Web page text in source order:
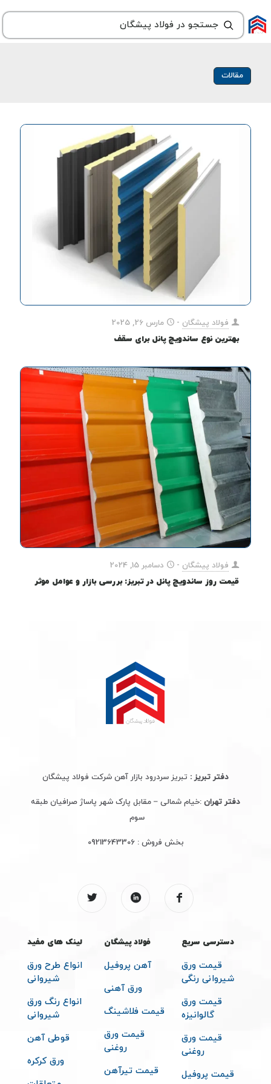
مقالات
فولاد پیشگان -
مارس 26, 2025
بهترین نوع ساندویچ پانل برای سقف
فولاد پیشگان -
دسامبر 15, 2024
قیمت روز ساندویچ پانل در تبریز: بررسی بازار و عوامل موثر
دفتر تبریز : تبریز سردرود بازار آهن شرکت فولاد پیشگان
دفتر تهران :خیام شمالی – مقابل پارک شهر پاساژ صرافیان طبقه
سوم
بخش فروش :09213643306
دسترسی سریع
قیمت ورق
شیروانی رنگی
قیمت ورق
گالوانیزه
قیمت ورق
روغنی
قیمت پروفیل
فولاد پیشگان
آهن پروفیل
ورق آهنی
قیمت فلاشینگ
قیمت ورق
روغنی
قیمت تیرآهن
لینک های مفید
انواع طرح ورق
شیروانی
انواع رنگ ورق
شیروانی
قوطی آهن
ورق کرکره